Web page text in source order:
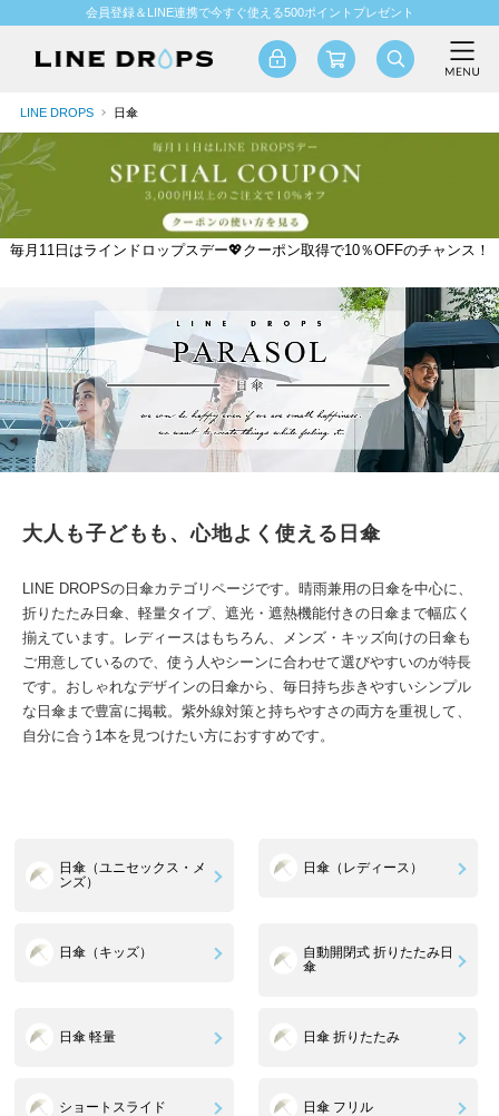
会員登録＆LINE連携で今すぐ使える500ポイントプレゼント
LINE DROPS 日傘
毎月11日はラインドロップスデー💖クーポン取得で10％OFFのチャンス！
大人も子どもも、心地よく使える日傘
LINE DROPSの日傘カテゴリページです。晴雨兼用の日傘を中心に、
折りたたみ日傘、軽量タイプ、遮光・遮熱機能付きの日傘まで幅広く
揃えています。レディースはもちろん、メンズ・キッズ向けの日傘も
ご用意しているので、使う人やシーンに合わせて選びやすいのが特長
です。おしゃれなデザインの日傘から、毎日持ち歩きやすいシンプル
な日傘まで豊富に掲載。紫外線対策と持ちやすさの両方を重視して、
自分に合う1本を見つけたい方におすすめです。
日傘（ユニセックス・メ
ンズ）
日傘（レディース）
日傘（キッズ）
自動開閉式 折りたたみ日
傘
日傘 軽量 日傘 折りたたみ
ショートスライド 日傘 フリル